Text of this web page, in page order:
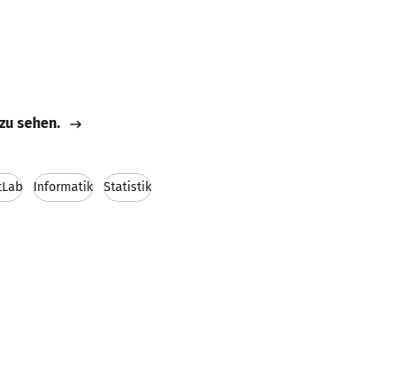
sehen.
Informatik Statistik